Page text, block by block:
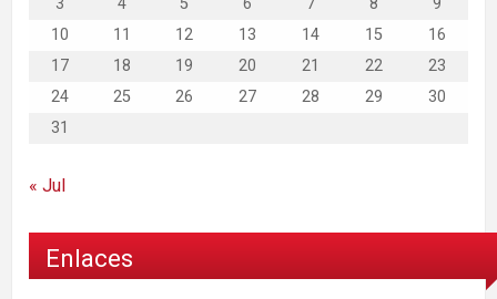
3
4 5 6 7 8
9
10
11 12 13 14 15
16
17
18 19 20 21 22
23
24
25 26 27 28 29
30
31
« Jul
Enlaces